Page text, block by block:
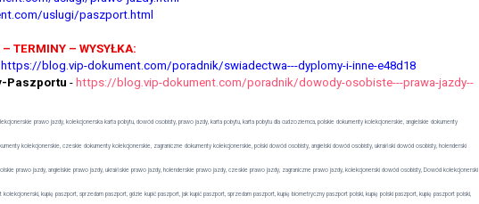
uslugi/paszport.html
TERMINY – WYSYŁKA:
https://blog.vip-dokument.com/poradnik/swiadectwa---dyplomy-i-inne-e48d18
Paszportu - https://blog.vip-dokument.com/poradnik/dowody-osobiste---prawa-jazdy--
prawo jazdy, kolekcjonerska karta pobytu, dowód osobisty, prawo jazdy, karta pobytu, karta pobytu dla cudzoziemca, polskie dokumenty kolekcjonerskie, angielskie dokumenty
kolekcjonerskie, czeskie dokumenty kolekcjonerskie, zagraniczne dokumenty kolekcjonerskie, polski dowód osobisty, angielski dowód osobisty, ukraiński dowód osobisty, holenderski
prawo jazdy, angielskie prawo jazdy, ukraińskie prawo jazdy, holenderskie prawo jazdy, czeskie prawo jazdy, zagraniczne prawo jazdy, kolekcjonerski dowód osobisty, Dowód kolekcjonerski
kupię paszport, sprzedam paszport, gdzie kupić paszport, jak kupić paszport, sprzedam paszport, kupię biometryczny paszport polski, kupię polski paszport, kupię paszport polski,